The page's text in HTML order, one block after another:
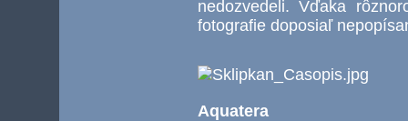
nedozvedeli. Vďaka
fotografie doposiaľ
Aquatera